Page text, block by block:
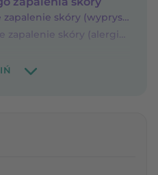
Drażniące kontaktowe zapalenie skóry (wyprysk kontaktowy z podrażnienia)
Alergiczne kontaktowe zapalenie skóry (alergiczny wyprysk kontaktowy)